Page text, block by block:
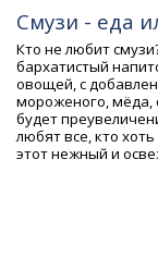
Смузи - еда
Кто не любит
бархатистый
овощей, с
мороженого, мёда,
будет
любят все, кто
этот нежный и